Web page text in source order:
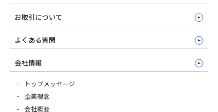
お取引について
よくある質問
会社情報
トップメッセージ
企業理念
会社概要